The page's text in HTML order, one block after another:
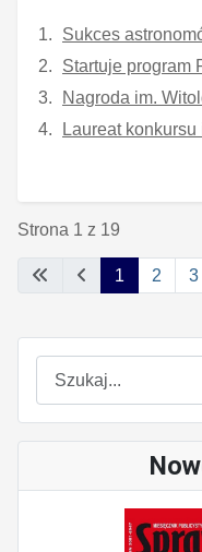
Szukaj
Sukces
Startuje program
Nagroda im.
Laureat konkursu
Strona 1 z 19
1 2 3